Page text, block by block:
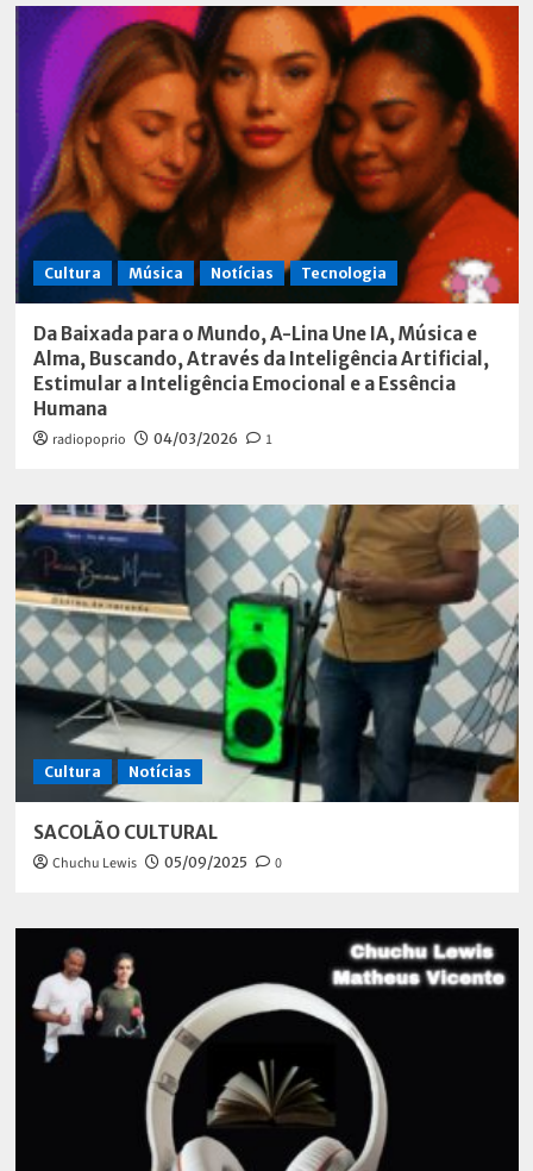
Cultura Música Notícias Tecnologia
Da Baixada para o Mundo, A-Lina Une IA, Música e
Alma, Buscando, Através da Inteligência Artificial,
Estimular a Inteligência Emocional e a Essência
Humana
radiopoprio 04/03/2026 1
Cultura Notícias
SACOLÃO CULTURAL
Chuchu Lewis 05/09/2025 0